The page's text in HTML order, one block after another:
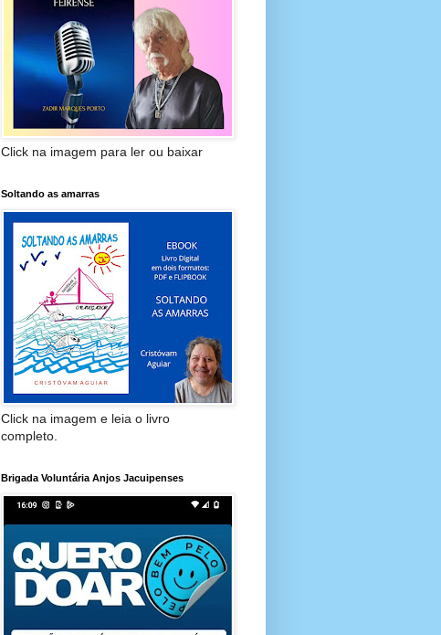
Click na imagem para ler ou baixar
Soltando as amarras
Click na imagem e leia o livro
completo.
Brigada Voluntária Anjos Jacuipenses